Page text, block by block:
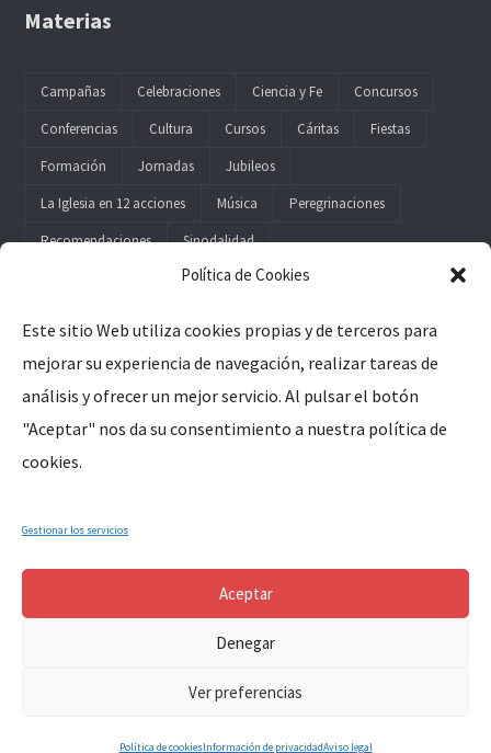
Política de Cookies
Este sitio Web utiliza cookies propias y de terceros para
mejorar su experiencia de navegación, realizar tareas de
análisis y ofrecer un mejor servicio. Al pulsar el botón
"Aceptar" nos da su consentimiento a nuestra política de
cookies.
Gestionar los servicios
Aceptar
Denegar
Ver preferencias
Política de cookiesInformación de privacidadAviso legal
Materias
Campañas Celebraciones Ciencia y Fe
Concursos
Conferencias
Cultura Cursos Cáritas
Fiestas
Formación
Jornadas
Jubileos
La Iglesia en 12 acciones
Música
Peregrinaciones
Recomendaciones
Sinodalidad
Legal
Aviso Legal
Política de Privacidad
Extremadura-España). All Rights Reserved.